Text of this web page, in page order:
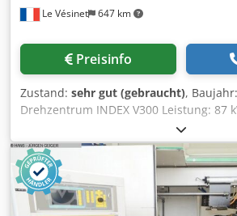
Le Vésinet 647 km
Preisinfo
Zustand: sehr gut (gebraucht), Baujahr:
Drehzentrum INDEX V300 Leistung: 87
Djdpfxozlalus Anuokr 1
Positionen CNC: SIEMENS SINUMERIK
Teileförderanlage ca. 19
motorisierte Werkzeughalter, 10
Späneförderer Kipp- und gabelbare
GOUBARD